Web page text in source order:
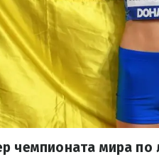
чемпионата мира по